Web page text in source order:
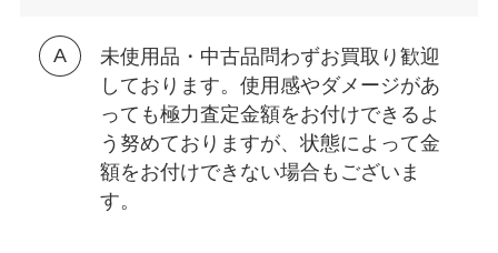
未使用品・中古品問わずお買取り歓迎
しております。使用感やダメージがあ
っても極力査定金額をお付けできるよ
う努めておりますが、状態によって金
額をお付けできない場合もございま
す。